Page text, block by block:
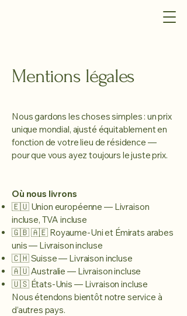
Mentions légales
Nous gardons les choses simples : un prix
unique mondial, ajusté équitablement en
fonction de votre lieu de résidence —
pour que vous ayez toujours le juste prix.
Où nous livrons
🇪🇺 Union européenne — Livraison
incluse, TVA incluse
🇬🇧 🇦🇪 Royaume-Uni et Émirats arabes
unis — Livraison incluse
🇨🇭 Suisse — Livraison incluse
🇦🇺 Australie — Livraison incluse
🇺🇸 États-Unis — Livraison incluse
Nous étendons bientôt notre service à
d’autres pays.